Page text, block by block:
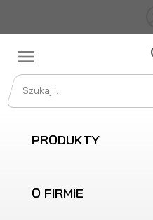

PRODUKTY
O FIRMIE